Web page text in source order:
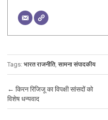
Tags: भारत राजनीति,सामना संपादकीय
Post navigation
← किरन रिजिजू का विपक्षी सांसदों को
विशेष धन्यवाद